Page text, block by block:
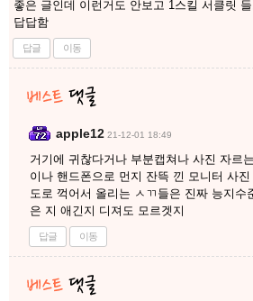
좋은 글인데 이런거도 안보고 1스킬 서클릿
답답함
답글 이동
apple12 21-12-01 18:49
거기에 귀찮다거나 부분캡쳐나 사진 자르
이나 핸드폰으로 먼지 잔뜩 낀 모니터 사
도로 꺽어서 올리는 ㅅㄲ들은 진짜 능지수
은 지 애긴지 디져도 모르겟지
답글 이동